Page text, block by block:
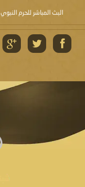
البث المباشر للحرم النبوي